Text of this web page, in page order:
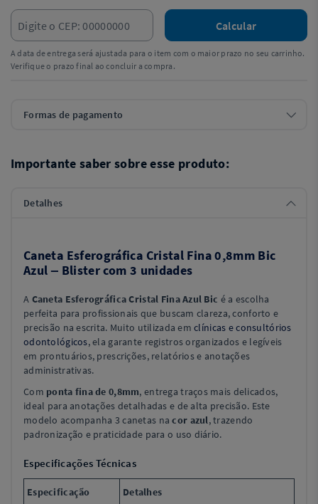
Calcular
A data de entrega será ajustada para o item com o maior prazo no seu carrinho.
Verifique o prazo final ao concluir a compra.
Formas de pagamento
Importante saber sobre esse produto:
Detalhes
Caneta Esferográfica Cristal Fina 0,8mm Bic
Azul – Blister com 3 unidades
A Caneta Esferográfica Cristal Fina Azul Bic é a escolha
perfeita para profissionais que buscam clareza, conforto e
precisão na escrita. Muito utilizada emclínicas e consultórios
odontológicos, ela garante registros organizados e legíveis
em prontuários, prescrições, relatórios e anotações
administrativas.
Com ponta fina de 0,8mm, entrega traços mais delicados,
ideal para anotações detalhadas e de alta precisão. Este
modelo acompanha 3 canetas nacor azul, trazendo
padronização e praticidade para o uso diário.
Especificações Técnicas
Especificação Detalhes